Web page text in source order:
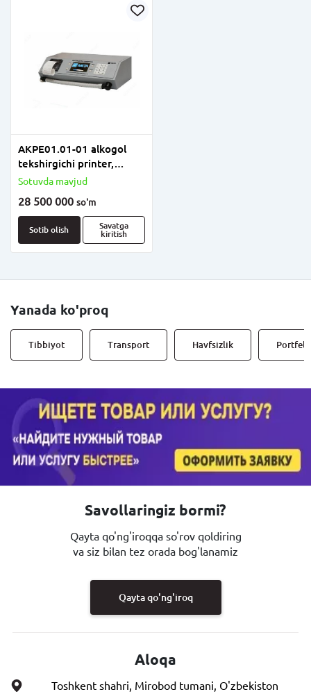
AKPE01.01-01 alkogol
tekshirgichi printer,
fotografiya imkoniyati
Sotuvda mavjud
28 500 000 so'm
Sotib olish
Savatga
kiritish
Yanada ko'proq
Tibbiyot Transport Havfsizlik
Savollaringiz bormi?
Qayta qo'ng'iroqqa so'rov qoldiring
va siz bilan tez orada bog'lanamiz
Qayta qo'ng'iroq
Aloqa
Toshkent shahri, Mirobod tumani, O'zbekiston